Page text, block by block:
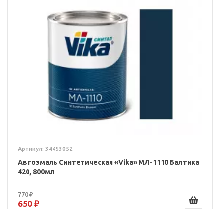
Артикул: 34453052
Автоэмаль Синтетическая «Vika» МЛ-1110 Балтика
420, 800мл
770 ₽
650 ₽